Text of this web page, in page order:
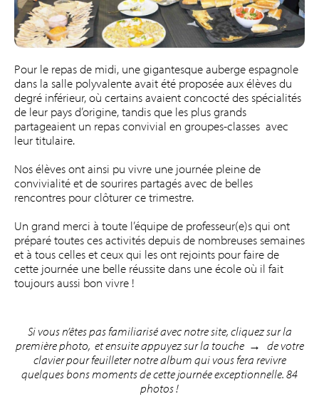
Pour le repas de midi, une gigantesque auberge espagnole
dans la salle polyvalente avait été proposée aux élèves du
degré inférieur, où certains avaient concocté des spécialités
de leur pays d’origine, tandis que les plus grands
partageaient un repas convivial en groupes-classes avec
leur titulaire.
Nos élèves ont ainsi pu vivre une journée pleine de
convivialité et de sourires partagés avec de belles
rencontres pour clôturer ce trimestre.
Un grand merci à toute l’équipe de professeur(e)s qui ont
préparé toutes ces activités depuis de nombreuses semaines
et à tous celles et ceux qui les ont rejoints pour faire de
cette journée une belle réussite dans une école où il fait
toujours aussi bon vivre !
Si vous n’êtes pas familiarisé avec notre site, cliquez sur la
première photo, et ensuite appuyez sur la touche → de votre
clavier pour feuilleter notre album qui vous fera revivre
quelques bons moments de cette journée exceptionnelle. 84
photos !